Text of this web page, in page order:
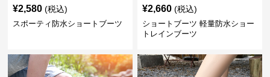
¥2,580 (税込)
スポーティ防水ショートブーツ
¥2,660 (税込)
ショートブーツ 軽量防水ショー
トレインブーツ